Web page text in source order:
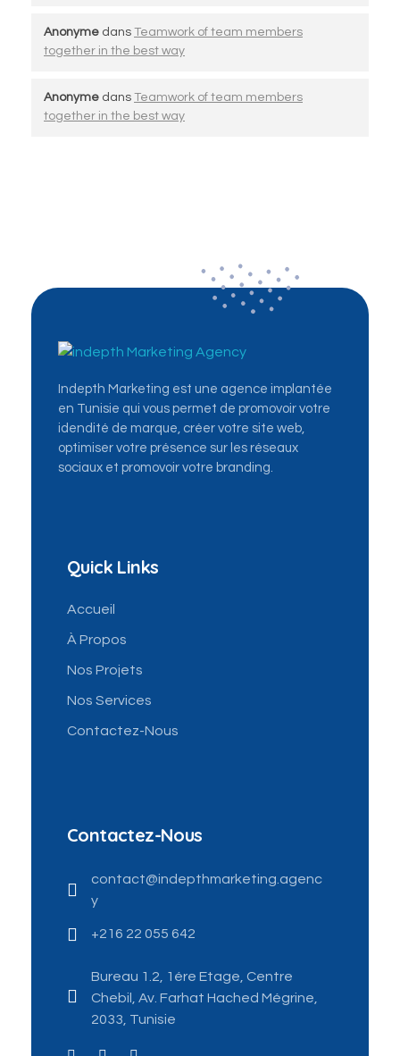
Anonyme dans Teamwork of team members
together in the best way
Anonyme dans Teamwork of team members
together in the best way
Indepth Marketing est une agence implantée
en Tunisie qui vous permet de promovoir votre
idendité de marque, créer votre site web,
optimiser votre présence sur les réseaux
sociaux et promovoir votre branding.
Quick Links
Accueil
À Propos
Nos Projets
Nos Services
Contactez-Nous
Contactez-Nous
contact@indepthmarketing.agenc
y
+216 22 055 642
Bureau 1.2, 1ére Etage, Centre
Chebil, Av. Farhat Hached Mégrine,
2033, Tunisie